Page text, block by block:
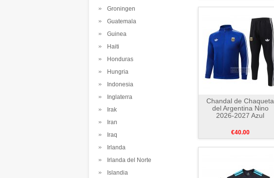
Groningen
Guatemala
Guinea
Haiti
Honduras
Hungria
Indonesia
Inglaterra
Irak
Iran
Iraq
Irlanda
Irlanda del Norte
Islandia
Chandal de Chaqueta
del Argentina Nino
2026-2027 Azul
€40.00